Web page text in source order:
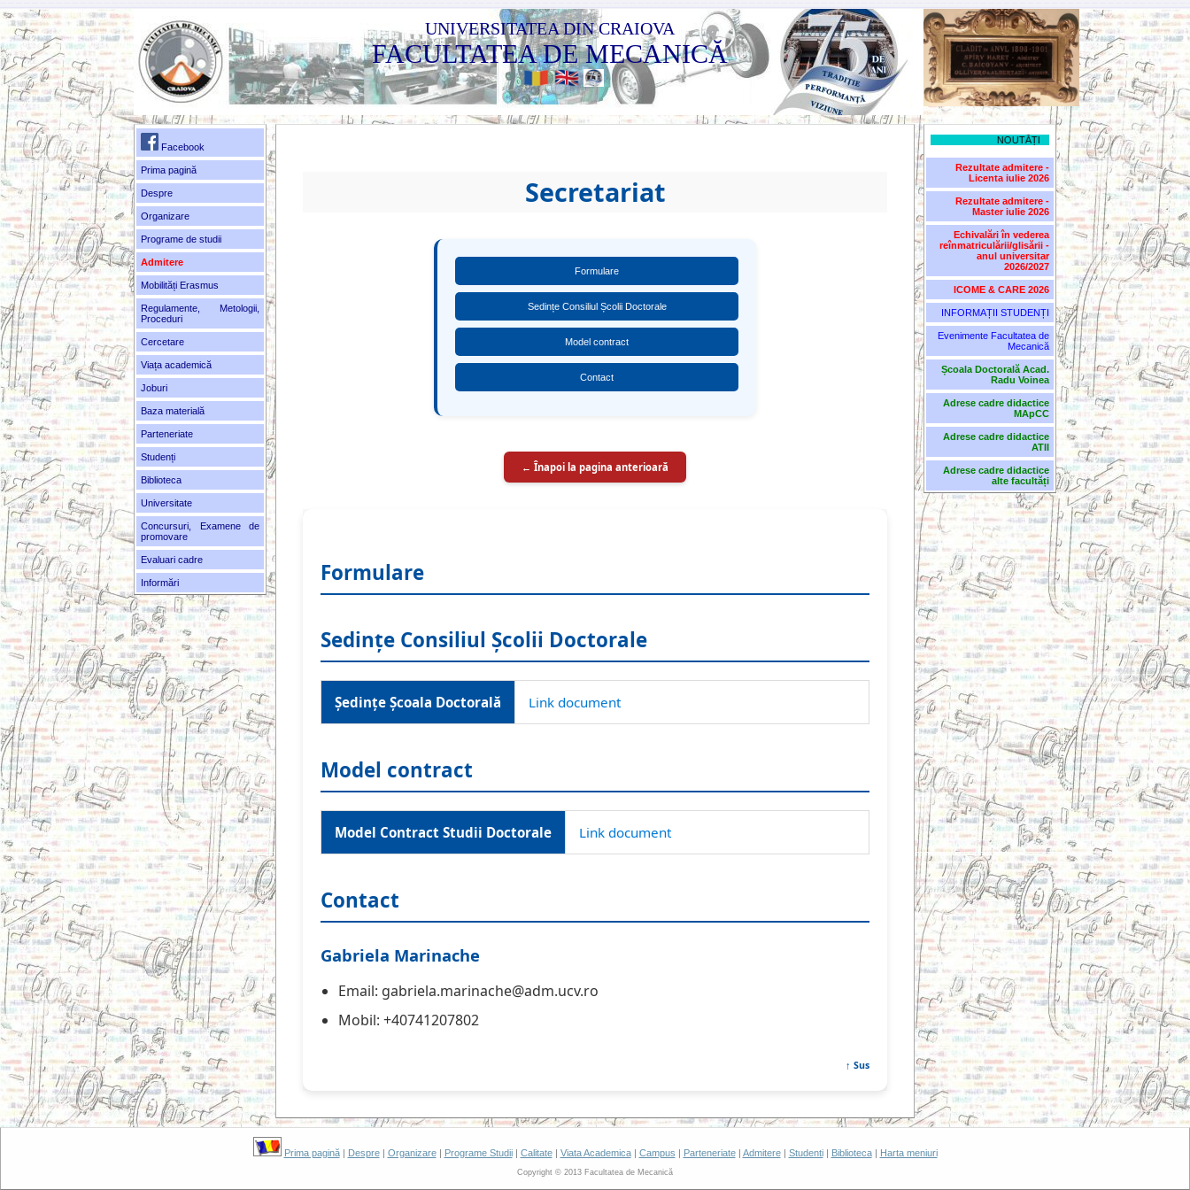
UNIVERSITATEA DIN CRAIOVA
FACULTATEA DE MECANICĂ
Facebook
Prima pagină
Despre
Organizare
Programe de studii
Admitere
Mobilități Erasmus
Regulamente, Metologii,
Proceduri
Cercetare
Viața academică
Joburi
Baza materială
Parteneriate
Studenți
Biblioteca
Universitate
Concursuri, Examene de
promovare
Evaluari cadre
Informări
Secretariat
Formulare
Sedințe Consiliul Școlii Doctorale
Model contract
Contact
← Înapoi la pagina anterioară
Formulare
Sedințe Consiliul Școlii Doctorale
Ședințe Școala Doctorală Link document
Model contract
Model Contract Studii Doctorale Link document
Contact
Gabriela Marinache
Email: gabriela.marinache@adm.ucv.ro
Mobil: +40741207802
↑ Sus
NOUTĂȚI
Rezultate admitere -
Licenta iulie 2026
Rezultate admitere -
Master iulie 2026
Echivalări în vederea
reînmatriculării/glisării -
anul universitar
2026/2027
ICOME & CARE 2026
INFORMAȚII STUDENȚI
Evenimente Facultatea de
Mecanică
Școala Doctorală Acad.
Radu Voinea
Adrese cadre didactice
MApCC
Adrese cadre didactice
ATII
Adrese cadre didactice
alte facultăți
Prima pagină| Despre| Organizare| Programe Studii| Calitate| Viata Academica| Campus | Parteneriate| Admitere| Studenti| Biblioteca| Harta meniuri
Copyright © 2013 Facultatea de Mecanică